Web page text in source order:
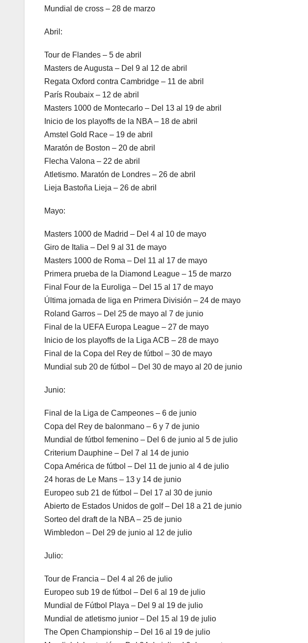
Mundial de cross – 28 de marzo
Abril:
Tour de Flandes – 5 de abril
Masters de Augusta – Del 9 al 12 de abril
Regata Oxford contra Cambridge – 11 de abril
París Roubaix – 12 de abril
Masters 1000 de Montecarlo – Del 13 al 19 de abril
Inicio de los playoffs de la NBA – 18 de abril
Amstel Gold Race – 19 de abril
Maratón de Boston – 20 de abril
Flecha Valona – 22 de abril
Atletismo. Maratón de Londres – 26 de abril
Lieja Bastoña Lieja – 26 de abril
Mayo:
Masters 1000 de Madrid – Del 4 al 10 de mayo
Giro de Italia – Del 9 al 31 de mayo
Masters 1000 de Roma – Del 11 al 17 de mayo
Primera prueba de la Diamond League – 15 de marzo
Final Four de la Euroliga – Del 15 al 17 de mayo
Última jornada de liga en Primera División – 24 de mayo
Roland Garros – Del 25 de mayo al 7 de junio
Final de la UEFA Europa League – 27 de mayo
Inicio de los playoffs de la Liga ACB – 28 de mayo
Final de la Copa del Rey de fútbol – 30 de mayo
Mundial sub 20 de fútbol – Del 30 de mayo al 20 de junio
Junio:
Final de la Liga de Campeones – 6 de junio
Copa del Rey de balonmano – 6 y 7 de junio
Mundial de fútbol femenino – Del 6 de junio al 5 de julio
Criterium Dauphine – Del 7 al 14 de junio
Copa América de fútbol – Del 11 de junio al 4 de julio
24 horas de Le Mans – 13 y 14 de junio
Europeo sub 21 de fútbol – Del 17 al 30 de junio
Abierto de Estados Unidos de golf – Del 18 a 21 de junio
Sorteo del draft de la NBA – 25 de junio
Wimbledon – Del 29 de junio al 12 de julio
Julio:
Tour de Francia – Del 4 al 26 de julio
Europeo sub 19 de fútbol – Del 6 al 19 de julio
Mundial de Fútbol Playa – Del 9 al 19 de julio
Mundial de atletismo junior – Del 15 al 19 de julio
The Open Championship – Del 16 al 19 de julio